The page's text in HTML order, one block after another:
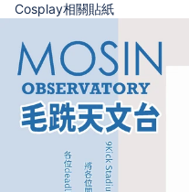
Cosplay相關貼紙